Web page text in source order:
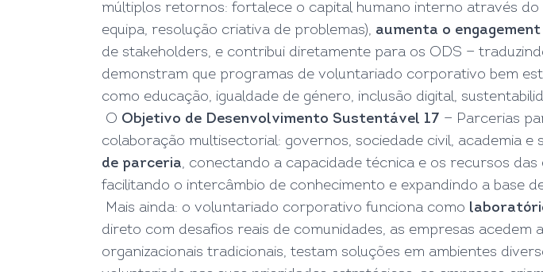
múltiplos retornos: fortalece o capital humano interno através
equipa, resolução criativa de problemas), aumenta o
de stakeholders, e contribui diretamente para os ODS —
demonstram que programas de voluntariado corporativo bem
como educação, igualdade de género, inclusão digital,
O Objetivo de Desenvolvimento Sustentável 17 — Parcerias
colaboração multisectorial: governos, sociedade civil, academia
de parceria, conectando a capacidade técnica e os recursos
facilitando o intercâmbio de conhecimento e expandindo a base
Mais ainda: o voluntariado corporativo funciona como
direto com desafios reais de comunidades, as empresas
organizacionais tradicionais, testam soluções em ambientes